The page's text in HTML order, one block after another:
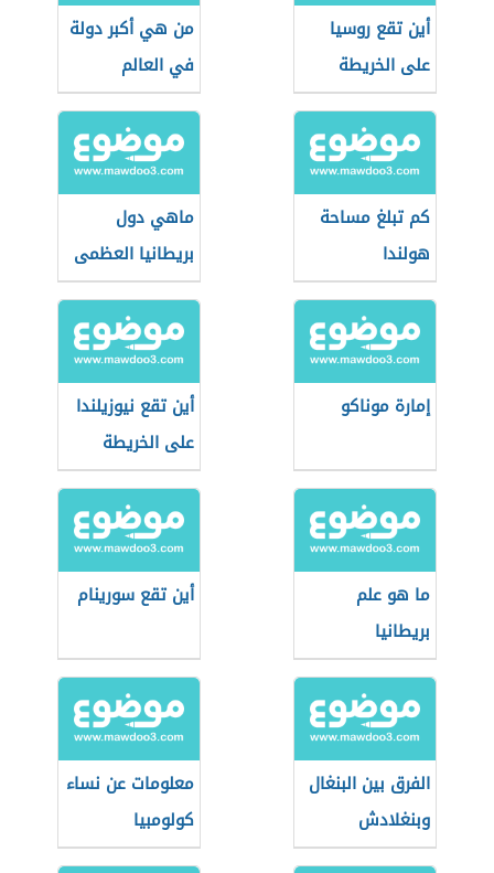
أين تقع روسيا
على الخريطة
من هي أكبر دولة
في العالم
كم تبلغ مساحة
هولندا
ماهي دول
بريطانيا العظمى
إمارة موناكو
أين تقع نيوزيلندا
على الخريطة
ما هو علم
بريطانيا
أين تقع سورينام
الفرق بين البنغال
وبنغلادش
معلومات عن نساء
كولومبيا